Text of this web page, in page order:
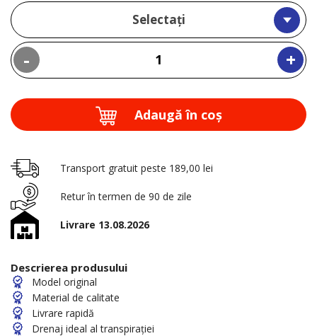
Selectați
- +
Adaugă în coş
Transport gratuit peste 189,00 lei
Retur în termen de 90 de zile
Livrare 13.08.2026
Descrierea produsului
Model original
Material de calitate
Livrare rapidă
Drenaj ideal al transpirației